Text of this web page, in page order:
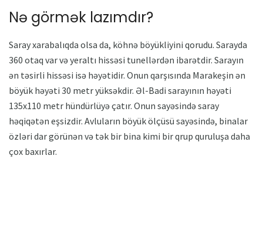
Nə görmək lazımdır?
Saray xarabalıqda olsa da, köhnə böyükliyini qorudu. Sarayda
360 otaq var və yeraltı hissəsi tunellərdən ibarətdir. Sarayın
ən təsirli hissəsi isə həyətidir. Onun qarşısında Marakeşin ən
böyük həyəti 30 metr yüksəkdir. Əl-Badi sarayının həyəti
135x110 metr hündürlüyə çatır. Onun sayəsində saray
həqiqətən eşsizdir. Avluların böyük ölçüsü sayəsində, binalar
özləri dar görünən və tək bir bina kimi bir qrup quruluşa daha
çox baxırlar.